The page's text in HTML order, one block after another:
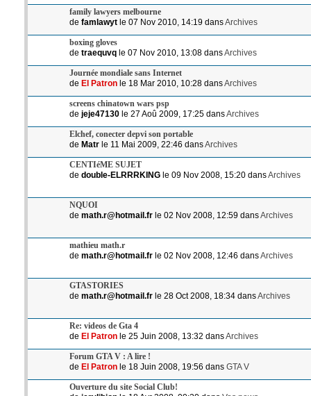
family lawyers melbourne
de famlawytle 07 Nov 2010, 14:19 dansArchives
boxing gloves
de traequvqle 07 Nov 2010, 13:08 dansArchives
Journée mondiale sans Internet
de El Patronle 18 Mar 2010, 10:28 dansArchives
screens chinatown wars psp
de jeje47130le 27 Aoû 2009, 17:25 dansArchives
Elchef, conecter depvi son portable
de Matrle 11 Mai 2009, 22:46 dansArchives
CENTIéME SUJET
de double-ELRRRKINGle 09 Nov 2008, 15:20 dansArchives
NQUOI
de math.r@hotmail.frle 02 Nov 2008, 12:59 dansArchives
mathieu math.r
de math.r@hotmail.frle 02 Nov 2008, 12:46 dansArchives
GTASTORIES
de math.r@hotmail.frle 28 Oct 2008, 18:34 dansArchives
Re: videos de Gta 4
de El Patronle 25 Juin 2008, 13:32 dansArchives
Forum GTA V : A lire !
de El Patronle 18 Juin 2008, 19:56 dans GTA V
Ouverture du site Social Club!